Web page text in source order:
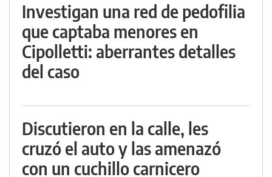
Investigan una red de pedofilia
que captaba menores en
Cipolletti: aberrantes detalles
del caso
Discutieron en la calle, les
cruzó el auto y las amenazó
con un cuchillo carnicero